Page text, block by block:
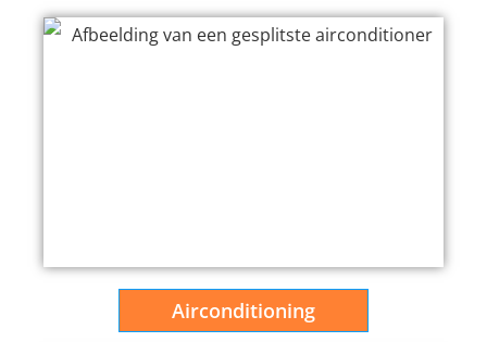
Airconditioning